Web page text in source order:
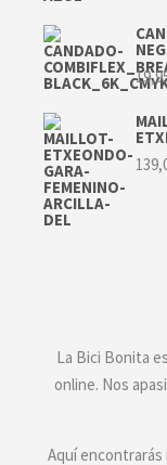
La Bici Bonita
online. Nos
Aquí